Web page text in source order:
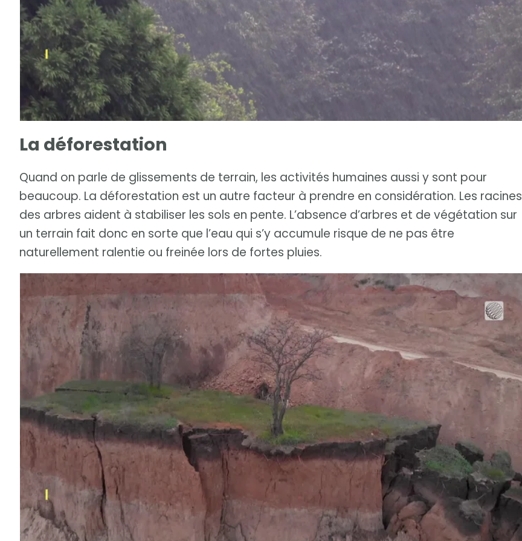
La déforestation
Quand on parle de glissements de terrain, les activités humaines aussi y sont pour
beaucoup. La déforestation est un autre facteur à prendre en considération. Les racines
des arbres aident à stabiliser les sols en pente. L’absence d’arbres et de végétation sur
un terrain fait donc en sorte que l’eau qui s’y accumule risque de ne pas être
naturellement ralentie ou freinée lors de fortes pluies.